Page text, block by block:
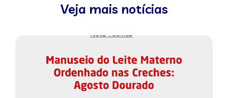
Veja mais notícias